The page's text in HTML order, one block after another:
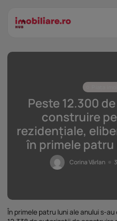
STUDIU
mai...
25 noiembrie 2025
25 noiembrie 2025
Peste 12.300
construire
rezidențiale,
în primele
Corina Vârlan
În primele patru luni ale anului s-